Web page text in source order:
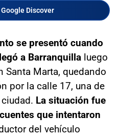
Google Discover
se presentó cuando
a Barranquilla luego
Santa Marta, quedando
por la calle 17, una de
La situación fue
que intentaron
del vehículo